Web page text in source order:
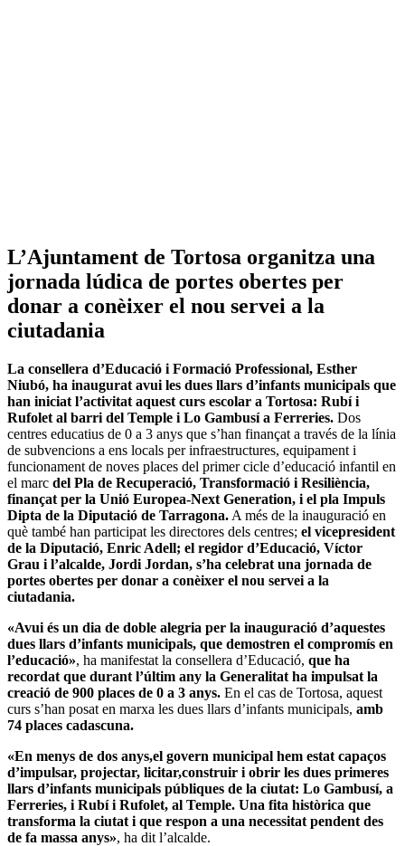
L’Ajuntament de Tortosa organitza una
jornada lúdica de portes obertes per
donar a conèixer el nou servei a la
ciutadania
La consellera d’Educació i Formació Professional, Esther
Niubó, ha inaugurat avui les dues llars d’infants municipals que
han iniciat l’activitat aquest curs escolar a Tortosa: Rubí i
Rufolet al barri del Temple i Lo Gambusí a Ferreries. Dos
centres educatius de 0 a 3 anys que s’han finançat a través de la línia
de subvencions a ens locals per infraestructures, equipament i
funcionament de noves places del primer cicle d’educació infantil en
el marc del Pla de Recuperació, Transformació i Resiliència,
finançat per la Unió Europea-Next Generation, i el pla Impuls
Dipta de la Diputació de Tarragona. A més de la inauguració en
què també han participat les directores dels centres; el vicepresident
de la Diputació, Enric Adell; el regidor d’Educació, Víctor
Grau i l’alcalde, Jordi Jordan, s’ha celebrat una jornada de
portes obertes per donar a conèixer el nou servei a la
ciutadania.
«Avui és un dia de doble alegria per la inauguració d’aquestes
dues llars d’infants municipals, que demostren el compromís en
l’educació», ha manifestat la consellera d’Educació, que ha
recordat que durant l’últim any la Generalitat ha impulsat la
creació de 900 places de 0 a 3 anys. En el cas de Tortosa, aquest
curs s’han posat en marxa les dues llars d’infants municipals, amb
74 places cadascuna.
«En menys de dos anys,el govern municipal hem estat capaços
d’impulsar, projectar, licitar,construir i obrir les dues primeres
llars d’infants municipals públiques de la ciutat: Lo Gambusí, a
Ferreries, i Rubí i Rufolet, al Temple. Una fita històrica que
transforma la ciutat i que respon a una necessitat pendent des
de fa massa anys», ha dit l’alcalde.